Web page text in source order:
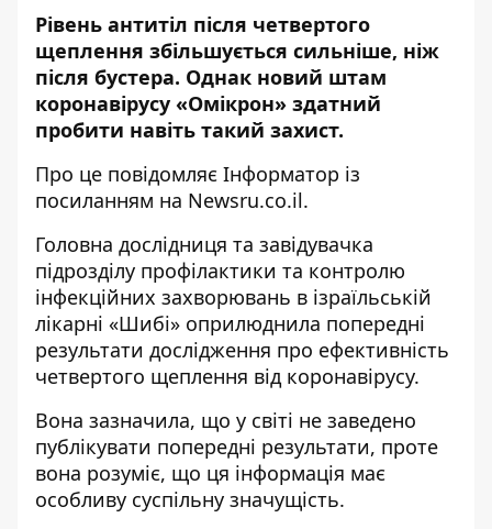
Рівень антитіл після четвертого
щеплення збільшується сильніше, ніж
після бустера. Однак новий штам
коронавірусу «Омікрон» здатний
пробити навіть такий захист.
Про це повідомляє Інформатор із
посиланням на Newsru.co.il.
Головна дослідниця та завідувачка
підрозділу профілактики та контролю
інфекційних захворювань в ізраїльській
лікарні «Шибі» оприлюднила попередні
результати дослідження про ефективність
четвертого щеплення від коронавірусу.
Вона зазначила, що у світі не заведено
публікувати попередні результати, проте
вона розуміє, що ця інформація має
особливу суспільну значущість.